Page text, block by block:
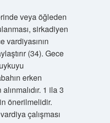
veya öğleden
sirkadiyen
vardiyasının
(34). Gece
erken
1 ila 3
önerilmelidir.
çalışması